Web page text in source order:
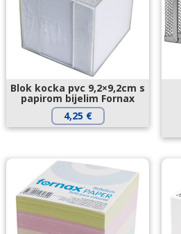
Blok kocka pvc 9,2×9,2cm s
papirom bijelim Fornax
4,25 €